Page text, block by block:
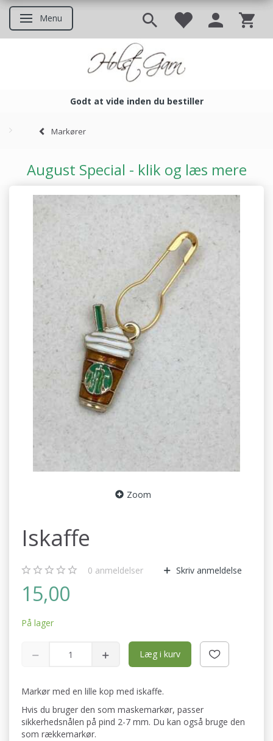
Skifte navigation
Menu
Godt at vide inden du bestiller
Markører
August Special - klik og læs mere
Zoom
Iskaffe
0 anmeldelser Skriv anmeldelse
15,00
På lager
Læg i kurv
Markør med en lille kop med iskaffe.
Hvis du bruger den som maskemarkør, passer
sikkerhedsnålen på pind 2-7 mm. Du kan også bruge den
som rækkemarkør.